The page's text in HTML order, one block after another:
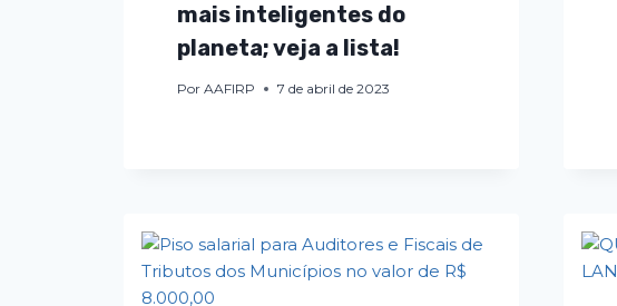
mais inteligentes do
planeta; veja a lista!
Por AAFIRP 7 de abril de 2023